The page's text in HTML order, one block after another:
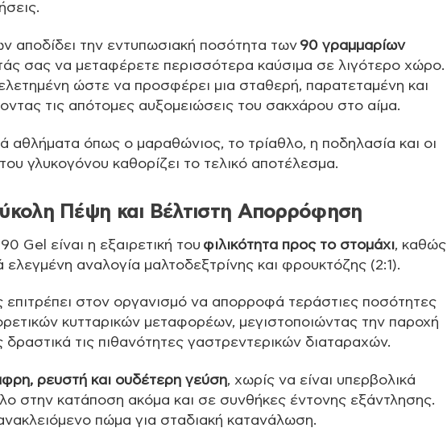
αποδίδει την εντυπωσιακή ποσότητα των 90 γραμμαρίων
σας να μεταφέρετε περισσότερα καύσιμα σε λιγότερο χώρο.
ώστε να προσφέρει μια σταθερή, παρατεταμένη και
τις απότομες αυξομειώσεις του σακχάρου στο αίμα.
αθλήματα όπως ο μαραθώνιος, το τρίαθλο, η ποδηλασία και οι
γλυκογόνου καθορίζει το τελικό αποτέλεσμα.
Πέψη και Βέλτιστη Απορρόφηση
Gel είναι η εξαιρετική του φιλικότητα προς το στομάχι, καθώς
ελεγμένη αναλογία μαλτοδεξτρίνης και φρουκτόζης (2:1).
στον οργανισμό να απορροφά τεράστιες ποσότητες
κυτταρικών μεταφορέων, μεγιστοποιώντας την παροχή
τις πιθανότητες γαστρεντερικών διαταραχών.
ρευστή και ουδέτερη γεύση, χωρίς να είναι υπερβολικά
στην κατάποση ακόμα και σε συνθήκες έντονης εξάντλησης.
πώμα για σταδιακή κατανάλωση.